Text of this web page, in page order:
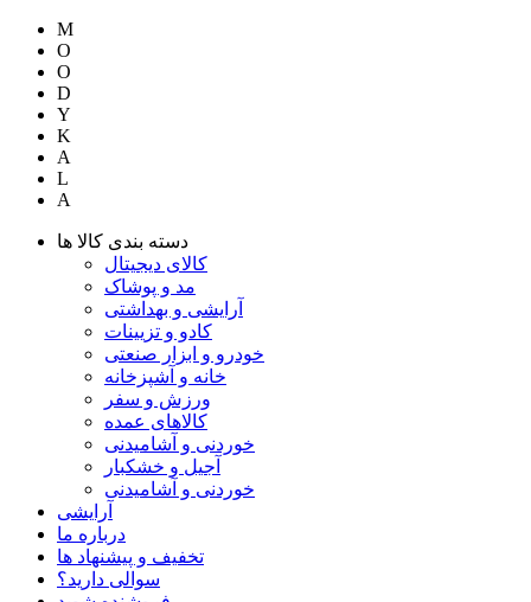
M
O
O
D
Y
K
A
L
A
دسته بندی کالا ها
کالای دیجیتال
مد و پوشاک
آرایشی و بهداشتی
کادو و تزیینات
خودرو و ابزار صنعتی
خانه و آشپزخانه
ورزش و سفر
کالاهای عمده
خوردنی و آشامیدنی
آجیل و خشکبار
خوردنی و آشامیدنی
آرایشی
درباره ما
تخفیف و پیشنهاد ها
سوالی دارید؟